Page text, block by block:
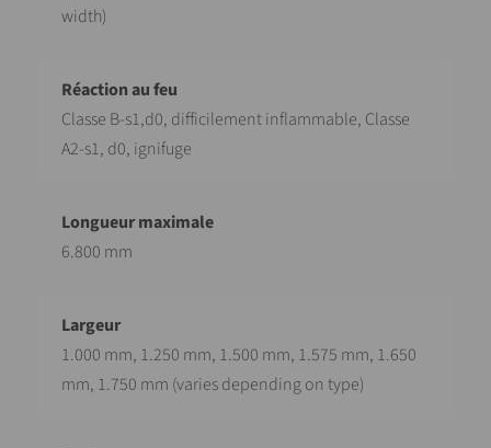
width)
Classe B-s1,d0, difficilement inflammable, Classe
A2-s1, d0, ignifuge
6.800 mm
1.000 mm, 1.250 mm, 1.500 mm, 1.575 mm, 1.650
mm, 1.750 mm (varies depending on type)